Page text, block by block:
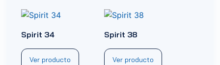
Spirit 34
Ver producto
Spirit 38
Ver producto